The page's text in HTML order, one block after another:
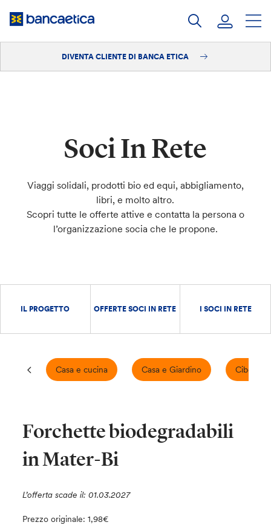
DIVENTA CLIENTE DI BANCA ETICA
Soci In Rete
Viaggi solidali, prodotti bio ed equi, abbigliamento,
libri, e molto altro.
Scopri tutte le offerte attive e contatta la persona o
l’organizzazione socia che le propone.
IL PROGETTO OFFERTE SOCI IN RETE I SOCI IN RETE
Casa e cucina Casa e Giardino Cibo e
Forchette biodegradabili
in Mater-Bi
L’offerta scade il: 01.03.2027
Prezzo originale: 1,98€